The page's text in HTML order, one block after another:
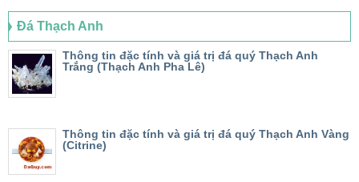
Đá Thạch Anh
Thông tin đặc tính và giá trị đá quý Thạch Anh
Trắng (Thạch Anh Pha Lê)
Thông tin đặc tính và giá trị đá quý Thạch Anh Vàng
(Citrine)